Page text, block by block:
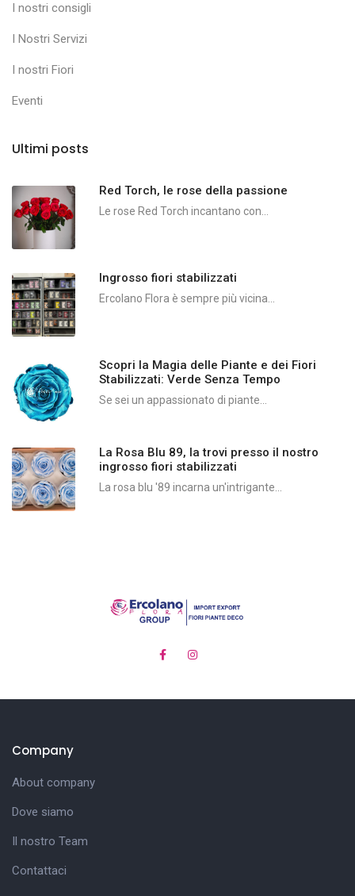
I nostri consigli
I Nostri Servizi
I nostri Fiori
Eventi
Ultimi posts
Red Torch, le rose della passione
Le rose Red Torch incantano con...
Ingrosso fiori stabilizzati
Ercolano Flora è sempre più vicina...
Scopri la Magia delle Piante e dei Fiori
Stabilizzati: Verde Senza Tempo
Se sei un appassionato di piante...
La Rosa Blu 89, la trovi presso il nostro
ingrosso fiori stabilizzati
La rosa blu '89 incarna un'intrigante...
Company
About company
Dove siamo
Il nostro Team
Contattaci